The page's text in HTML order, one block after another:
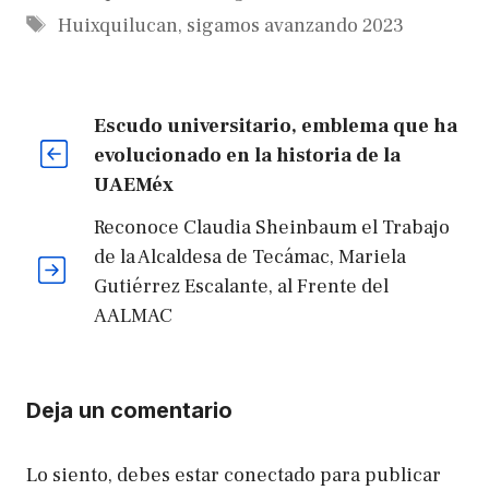
Etiquetas
Huixquilucan, sigamos avanzando 2023
Escudo universitario, emblema que ha
evolucionado en la historia de la
UAEMéx
Reconoce Claudia Sheinbaum el Trabajo
de la Alcaldesa de Tecámac, Mariela
Gutiérrez Escalante, al Frente del
AALMAC
Deja un comentario
Lo siento, debes estar conectado para publicar